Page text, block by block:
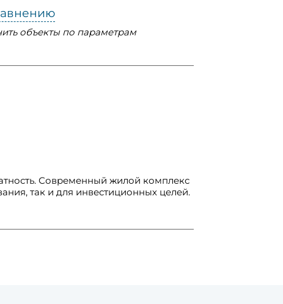
объекты по параметрам
Современный жилой комплекс
так и для инвестиционных целей.